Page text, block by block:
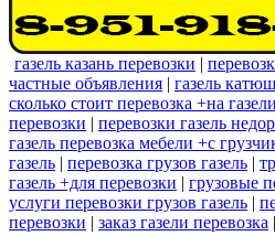
газель казань перевозки |
частные объявления | газель
сколько стоит перевозка +на газели
перевозки | перевозки газель
газель перевозка мебели +с
газель | перевозка грузов газель |
газель +для перевозки | грузовые
услуги перевозки грузов газель |
перевозки | заказ газели перевозка |